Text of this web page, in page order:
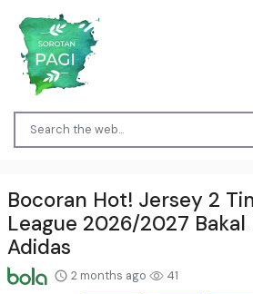
Bocoran Hot! Jersey 2
League 2026/2027 Bakal
Adidas
2 months ago 41